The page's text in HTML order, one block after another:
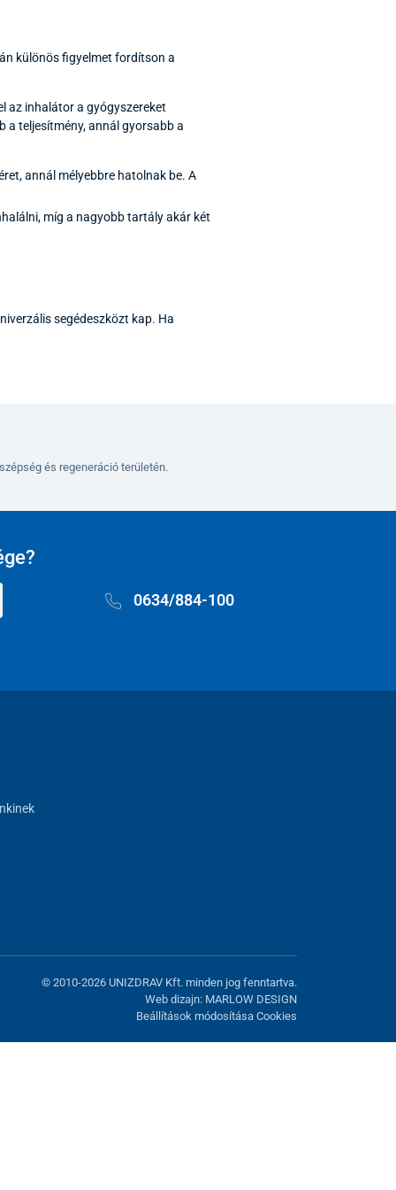
különös figyelmet fordítson a
az inhalátor a gyógyszereket
a teljesítmény, annál gyorsabb a
annál mélyebbre hatolnak be. A
míg a nagyobb tartály akár két
segédeszközt kap. Ha
és regeneráció területén.
0634/884-100
© 2010-2026 UNIZDRAV Kft. minden jog fenntartva.
Web dizajn: MARLOW DESIGN
Beállítások módosítása Cookies